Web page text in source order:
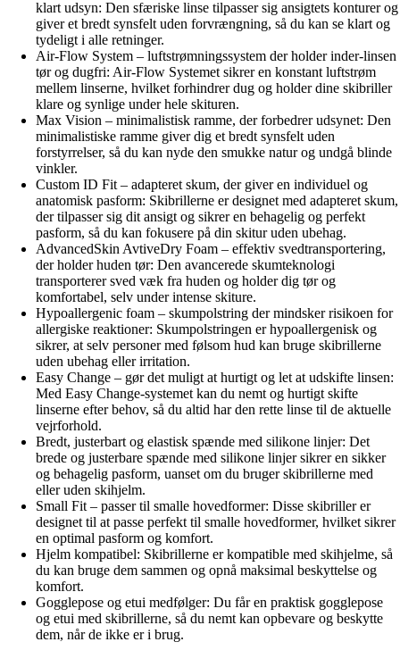
klart udsyn: Den sfæriske linse tilpasser sig ansigtets konturer og
giver et bredt synsfelt uden forvrængning, så du kan se klart og
tydeligt i alle retninger.
Air-Flow System – luftstrømningssystem der holder inder-linsen
tør og dugfri: Air-Flow Systemet sikrer en konstant luftstrøm
mellem linserne, hvilket forhindrer dug og holder dine skibriller
klare og synlige under hele skituren.
Max Vision – minimalistisk ramme, der forbedrer udsynet: Den
minimalistiske ramme giver dig et bredt synsfelt uden
forstyrrelser, så du kan nyde den smukke natur og undgå blinde
vinkler.
Custom ID Fit – adapteret skum, der giver en individuel og
anatomisk pasform: Skibrillerne er designet med adapteret skum,
der tilpasser sig dit ansigt og sikrer en behagelig og perfekt
pasform, så du kan fokusere på din skitur uden ubehag.
AdvancedSkin AvtiveDry Foam – effektiv svedtransportering,
der holder huden tør: Den avancerede skumteknologi
transporterer sved væk fra huden og holder dig tør og
komfortabel, selv under intense skiture.
Hypoallergenic foam – skumpolstring der mindsker risikoen for
allergiske reaktioner: Skumpolstringen er hypoallergenisk og
sikrer, at selv personer med følsom hud kan bruge skibrillerne
uden ubehag eller irritation.
Easy Change – gør det muligt at hurtigt og let at udskifte linsen:
Med Easy Change-systemet kan du nemt og hurtigt skifte
linserne efter behov, så du altid har den rette linse til de aktuelle
vejrforhold.
Bredt, justerbart og elastisk spænde med silikone linjer: Det
brede og justerbare spænde med silikone linjer sikrer en sikker
og behagelig pasform, uanset om du bruger skibrillerne med
eller uden skihjelm.
Small Fit – passer til smalle hovedformer: Disse skibriller er
designet til at passe perfekt til smalle hovedformer, hvilket sikrer
en optimal pasform og komfort.
Hjelm kompatibel: Skibrillerne er kompatible med skihjelme, så
du kan bruge dem sammen og opnå maksimal beskyttelse og
komfort.
Gogglepose og etui medfølger: Du får en praktisk gogglepose
og etui med skibrillerne, så du nemt kan opbevare og beskytte
dem, når de ikke er i brug.